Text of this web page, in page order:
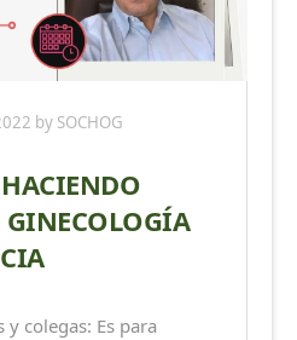
by SOCHOG
colegas: Es para